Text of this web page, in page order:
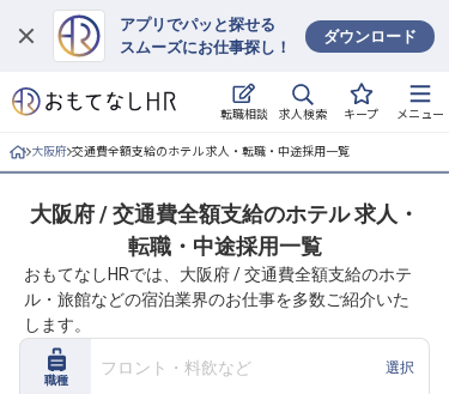
アプリでパッと探せる
スムーズにお仕事探し！
ダウンロード
転職相談 求人検索 キープ メニュー
ログイン
求人・施設を探す
就職・転職 合同説明会
おもてなしHRについて
ご利用の流れ
大阪府 交通費全額支給のホテル 求人・転職・中途採用一覧
大阪府 / 交通費全額支給のホテル 求人・
転職・中途採用一覧
おもてなしHRでは、大阪府 / 交通費全額支給のホテ
ル・旅館などの宿泊業界のお仕事を多数ご紹介いた
します。
職種
フロント・料飲など 選択